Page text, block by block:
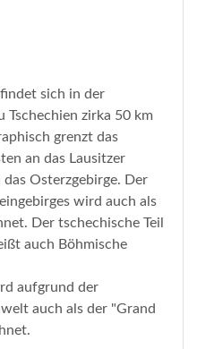
sich in der
Tschechien zirka 50 km
grenzt das
an das Lausitzer
Osterzgebirge. Der
wird auch als
Der tschechische Teil
auch Böhmische
aufgrund der
auch als der "Grand